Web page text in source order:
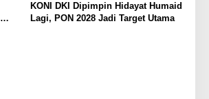
KONI DKI Dipimpin Hidayat Humaid
Lagi, PON 2028 Jadi Target Utama